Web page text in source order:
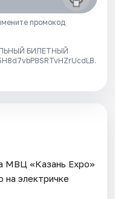
промокод
БИЛЕТНЫЙ
МВЦ «Казань Expo»
на электричке